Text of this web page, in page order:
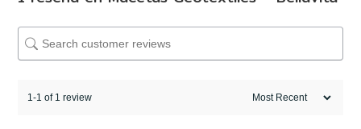
1-1 of 1 review